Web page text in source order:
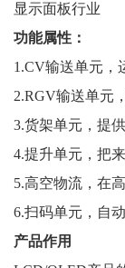
显示面板行业
功能属性：
1.CV输送单元，
2.RGV输送单元
3.货架单元，提
4.提升单元，把
5.高空物流，在
6.扫码单元，自
产品作用